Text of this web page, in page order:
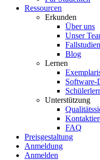
Ressourcen
Erkunden
Über uns
Unser
Fallstudien
Blog
Lernen
Software-
Unterstützung
FAQ
Preisgestaltung
Anmeldung
Anmelden